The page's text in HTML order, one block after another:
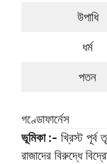
উপাধি
ধর্ম
পতন
গণ্ডোফার্নেস
ভূমিকা :- খ্রিস্ট পূর্ব
রাজাদের বিরুদ্ধে